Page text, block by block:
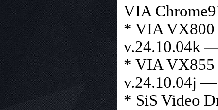
VIA
* VIA
v.24.10.04k
* VIA
v.24.10.04j
* SiS Video